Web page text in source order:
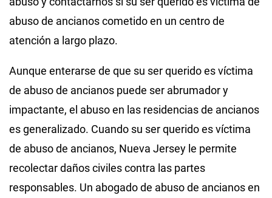
abuso de ancianos cometido en un centro de
atención a largo plazo.
Aunque enterarse de que su ser querido es víctima
de abuso de ancianos puede ser abrumador y
impactante, el abuso en las residencias de ancianos
es generalizado. Cuando su ser querido es víctima
de abuso de ancianos, Nueva Jersey le permite
recolectar daños civiles contra las partes
responsables. Un abogado de abuso de ancianos en